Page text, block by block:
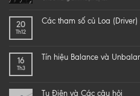
speaker
loa
ĐỂ
CHẤT
20
Th12
Các tham số củ Loa (Driver)
16
Th3
Tín hiệu Balance và
Tụ Điện và Các câu hỏi